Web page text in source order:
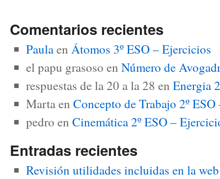
Comentarios recientes
Paulaen Átomos 3º ESO – Ejercicios
el papu grasoso en Número de
respuestas de la 20 a la 28 en Energia
Martaen Concepto de Trabajo 2º
pedro en Cinemática 2º ESO –
Entradas recientes
Revisión utilidades incluidas en la